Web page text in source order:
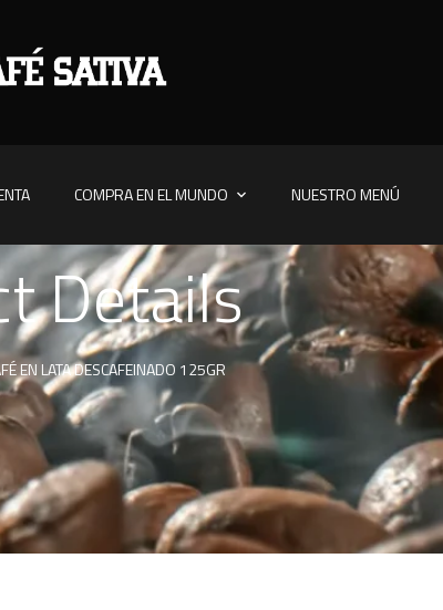
COMPRA EN EL MUNDO NUESTRO MENÚ
Details
EN LATA DESCAFEINADO 125GR